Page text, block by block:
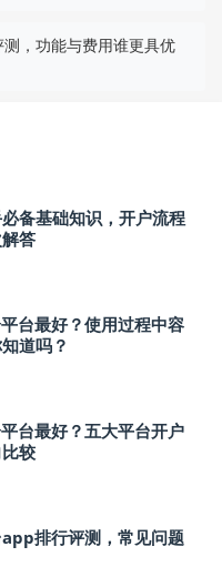
，功能与费用谁更具优
备基础知识，开户流程
答
台最好？使用过程中容
道吗？
台最好？五大平台开户
较
排行评测，常见问题